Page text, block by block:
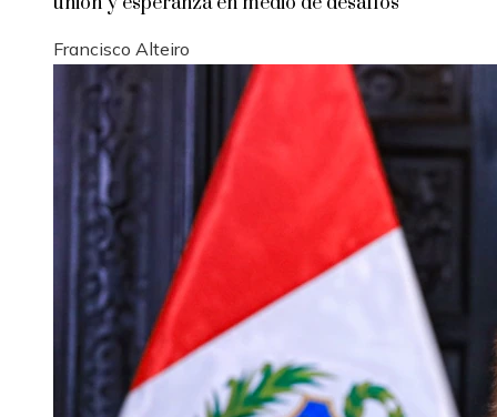
Francisco Alteiro